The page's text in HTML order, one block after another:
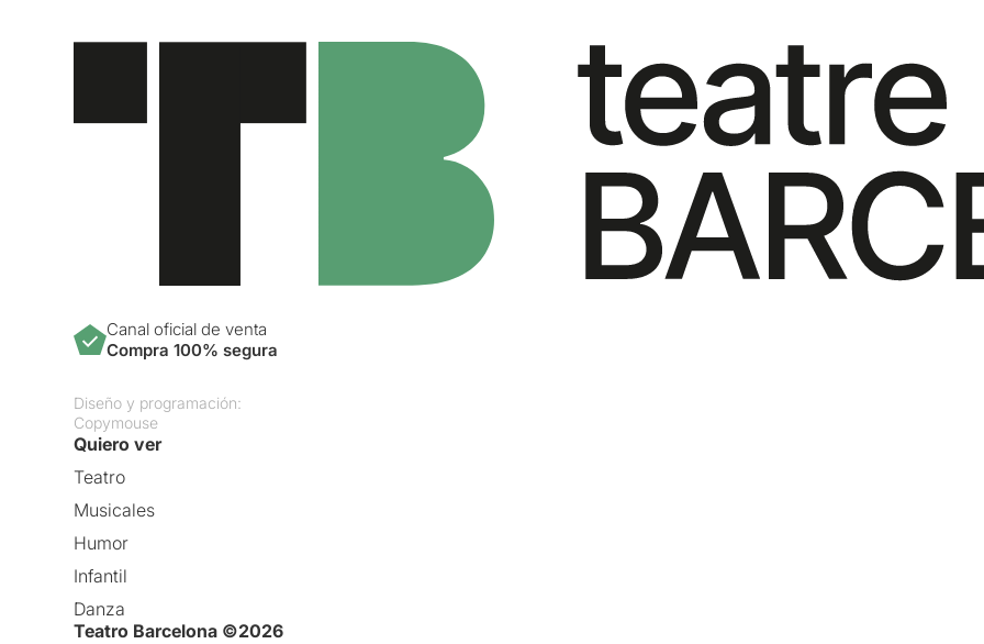
Canal oficial de venta
Compra 100% segura
Diseño y programación:
Copymouse
Quiero ver
Teatro
Musicales
Humor
Infantil
Danza
Teatro Barcelona ©2026